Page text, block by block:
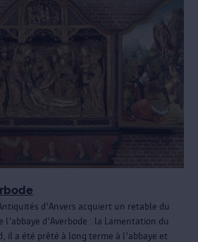
d'Anvers acquiert un retable du
l'abbaye d'Averbode : la Lamentation du
il a été prêté à long terme à l'abbaye et